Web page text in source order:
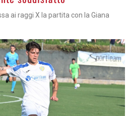
ai raggi X la partita con la Giana